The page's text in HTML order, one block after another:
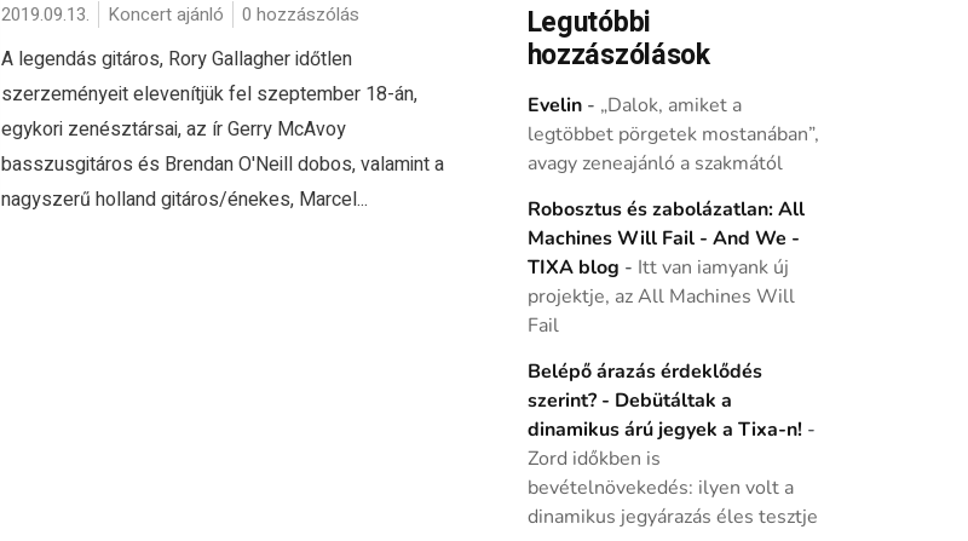
2019.09.13. Koncert ajánló 0 hozzászólás
A legendás gitáros, Rory Gallagher időtlen
szerzeményeit elevenítjük fel szeptember 18-án,
egykori zenésztársai, az ír Gerry McAvoy
basszusgitáros és Brendan O'Neill dobos, valamint a
nagyszerű holland gitáros/énekes, Marcel...
Legutóbbi
hozzászólások
Evelin- „Dalok, amiket a
legtöbbet pörgetek mostanában”,
avagy zeneajánló a szakmától
Robosztus és zabolázatlan: All
Machines Will Fail - And We -
TIXA blog - Itt van iamyank új
projektje, az All Machines Will
Fail
Belépő árazás érdeklődés
szerint? - Debütáltak a
dinamikus árú jegyek a Tixa-n! -
Zord időkben is
bevételnövekedés: ilyen volt a
dinamikus jegyárazás éles tesztje